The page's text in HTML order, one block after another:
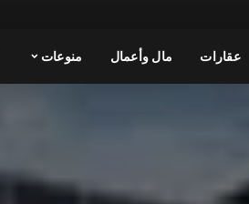
عقارات مال وأعمال منوعات